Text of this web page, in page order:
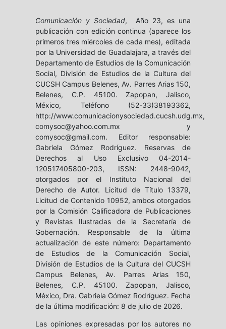
Comunicación y Sociedad, Año 23, es una
publicación con edición continua (aparece los
primeros tres miércoles de cada mes), editada
por la Universidad de Guadalajara, a través del
Departamento de Estudios de la Comunicación
Social, División de Estudios de la Cultura del
CUCSH Campus Belenes, Av. Parres Arias 150,
Belenes, C.P. 45100. Zapopan, Jalisco,
México, Teléfono (52-33)38193362,
http://www.comunicacionysociedad.cucsh.udg.mx,
comysoc@yahoo.com.mx y
comysoc@gmail.com. Editor responsable:
Gabriela Gómez Rodríguez. Reservas de
Derechos al Uso Exclusivo 04-2014-
120517405800-203, ISSN: 2448-9042,
otorgados por el Instituto Nacional del
Derecho de Autor. Licitud de Título 13379,
Licitud de Contenido 10952, ambos otorgados
por la Comisión Calificadora de Publicaciones
y Revistas Ilustradas de la Secretaría de
Gobernación. Responsable de la última
actualización de este número: Departamento
de Estudios de la Comunicación Social,
División de Estudios de la Cultura del CUCSH
Campus Belenes, Av. Parres Arias 150,
Belenes, C.P. 45100. Zapopan, Jalisco,
México, Dra. Gabriela Gómez Rodríguez. Fecha
de la última modificación: 8 de julio de 2026.
Las opiniones expresadas por los autores no